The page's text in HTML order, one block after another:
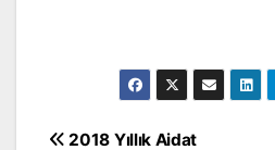
Yazı
2018 Yıllık Aidat